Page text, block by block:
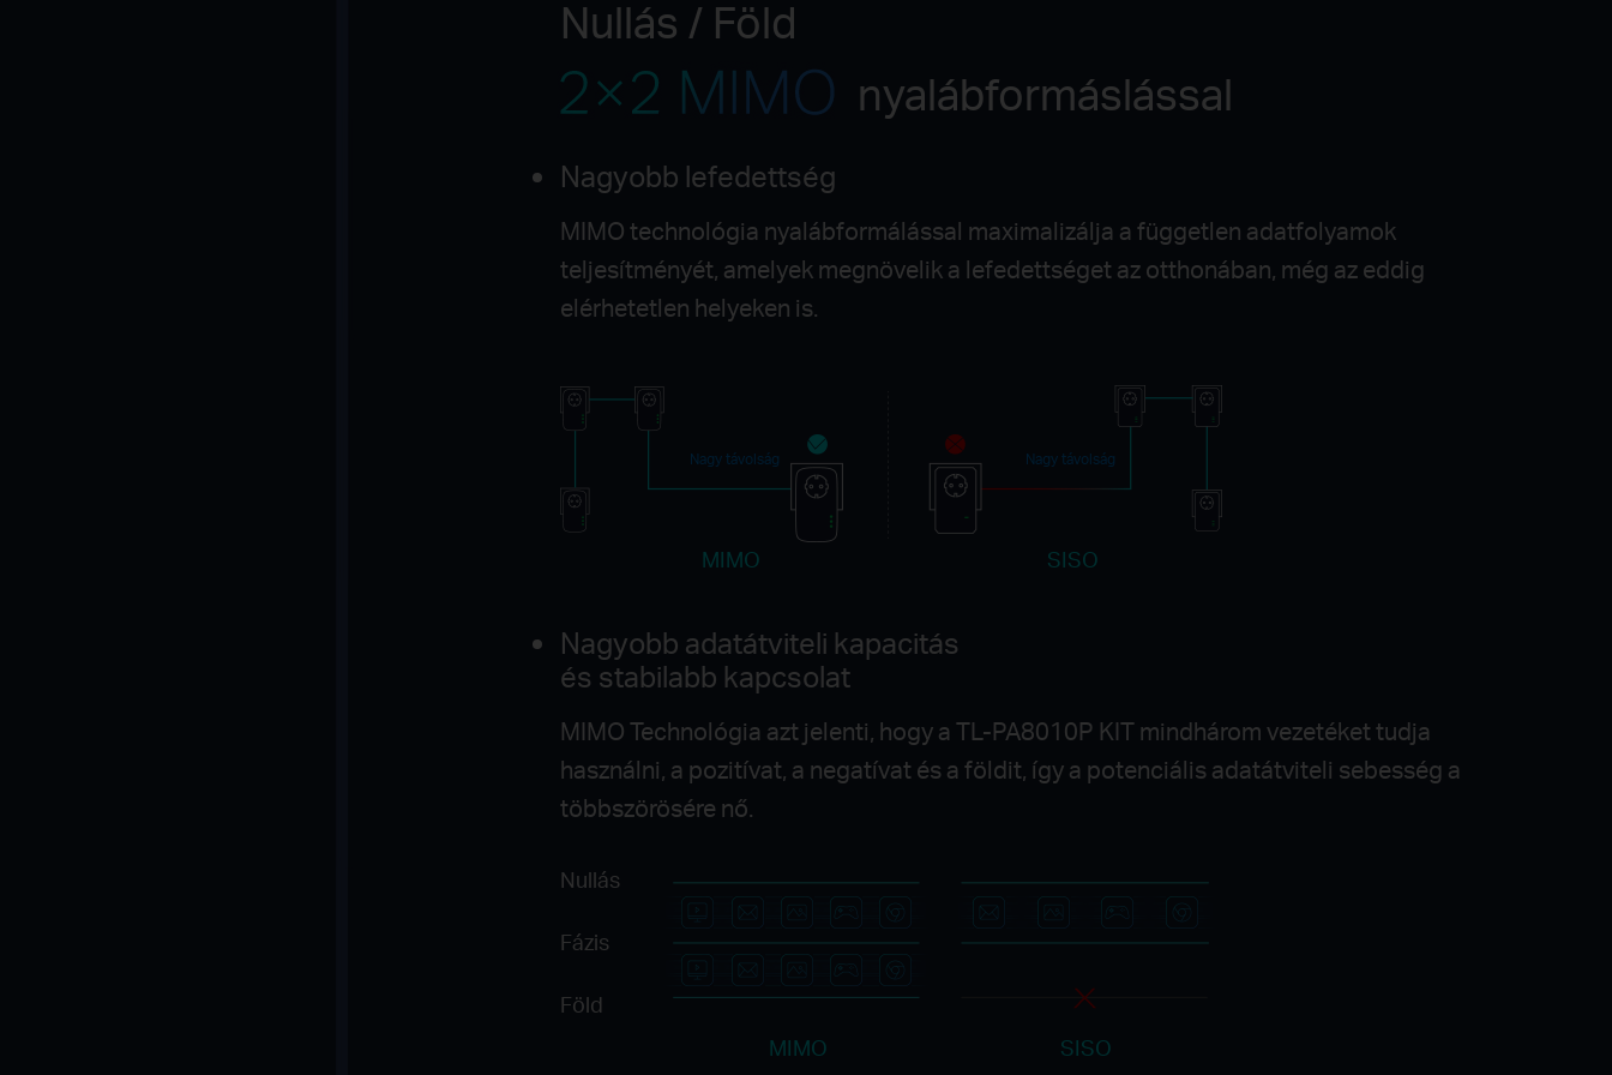
Nullás / Föld
nyalábformáslással
Nagyobb lefedettség
MIMO technológia nyalábformálással maximalizálja a független adatfolyamok
teljesítményét, amelyek megnövelik a lefedettséget az otthonában, még az eddig
elérhetetlen helyeken is.
Nagy távolság Nagy távolság
MIMO SISO
Nagyobb adatátviteli kapacitás
és stabilabb kapcsolat
MIMO Technológia azt jelenti, hogy a TL-PA8010P KIT mindhárom vezetéket tudja
használni, a pozitívat, a negatívat és a földit, így a potenciális adatátviteli sebesség a
többszörösére nő.
Nullás
Fázis
Föld
MIMO
SISO